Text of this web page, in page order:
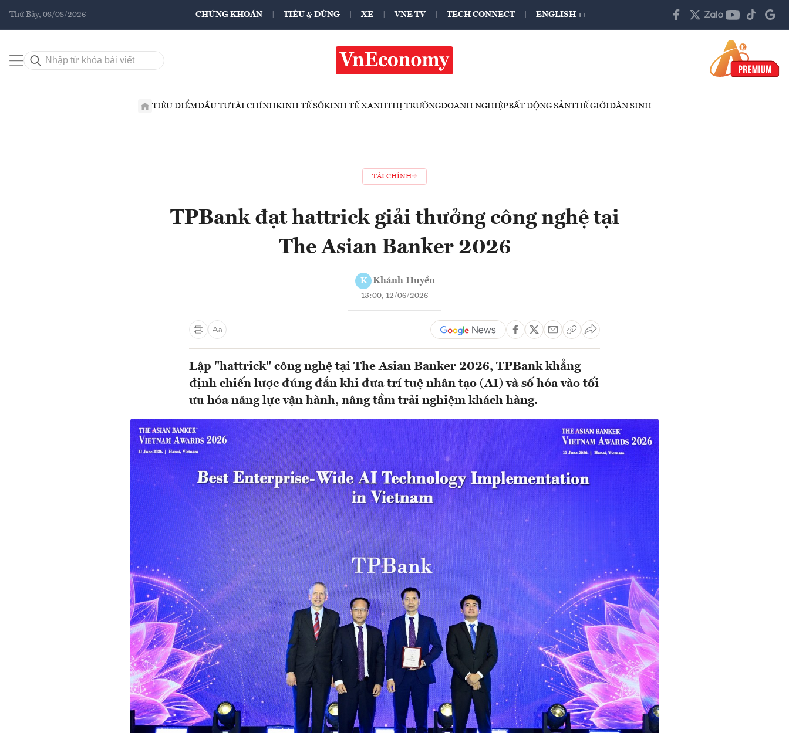
Thứ Bảy, 08/08/2026 CHỨNG KHOÁN TIÊU & DÙNG XE VNE TV TECH CONNECT ENGLISH ++
TIÊU ĐIỂMĐẦU TƯTÀI CHÍNHKINH TẾ SỐKINH TẾ XANHTHỊ TRƯỜNGDOANH NGHIỆPBẤT ĐỘNG SẢNTHẾ GIỚIDÂN SINH
TÀI CHÍNH
TPBank đạt hattrick giải thưởng công nghệ tại
The Asian Banker 2026
K Khánh Huyền
13:00, 12/06/2026
Lập "hattrick" công nghệ tại The Asian Banker 2026, TPBank khẳng
định chiến lược đúng đắn khi đưa trí tuệ nhân tạo (AI) và số hóa vào tối
ưu hóa năng lực vận hành, nâng tầm trải nghiệm khách hàng.